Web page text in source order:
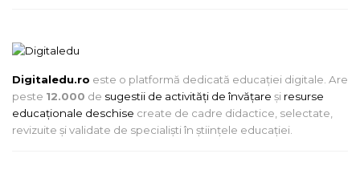
Digitaledu.ro este o platformă dedicată educației digitale. Are
peste 12.000 de sugestii de activități de învățare și resurse
educaționale deschise create de cadre didactice, selectate,
revizuite și validate de specialiști în științele educației.